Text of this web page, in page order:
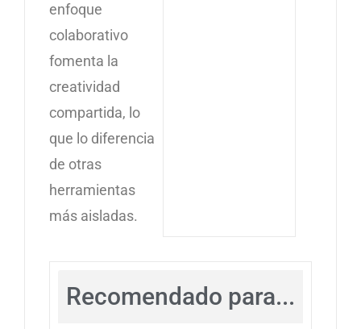
enfoque
colaborativo
fomenta la
creatividad
compartida, lo
que lo diferencia
de otras
herramientas
más aisladas.
Recomendado para...